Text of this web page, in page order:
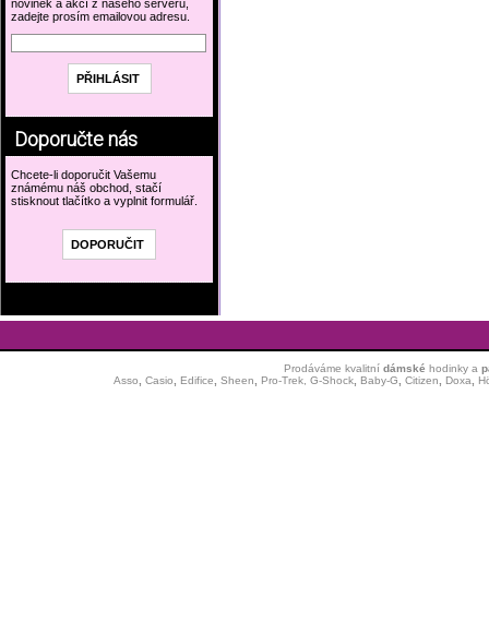
novinek a akcí z našeho serveru,
zadejte prosím emailovou adresu.
Doporučte nás
Chcete-li doporučit Vašemu
známému náš obchod, stačí
stisknout tlačítko a vyplnit formulář.
Prodáváme kvalitní dámské hodinkya
Asso
Casio Edifice Sheen Pro-Trek, G-Shock, Baby-G Citizen Doxa